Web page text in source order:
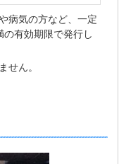
病気の方など、一定
有効期限で発行し
せん。